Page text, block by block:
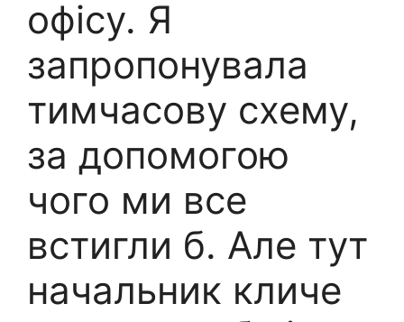
офісу. Я
запропонувала
тимчасову схему,
за допомогою
чого ми все
встигли б. Але тут
начальник кличе